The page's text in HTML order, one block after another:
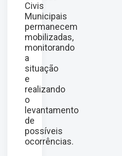
Civis
Municipais
permanecem
mobilizadas,
monitorando
a
situação
e
realizando
o
levantamento
de
possíveis
ocorrências.